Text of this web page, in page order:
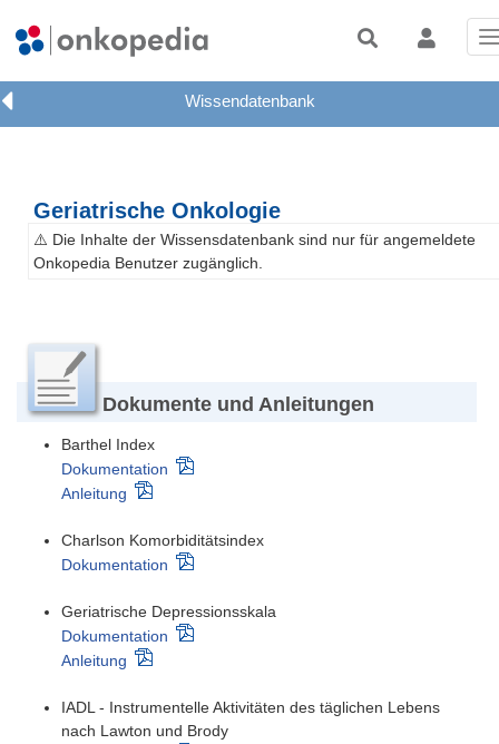
Geriatrische Onkologie
⚠️ Die Inhalte der Wissensdatenbank sind nur für angemeldete
Onkopedia Benutzer zugänglich.
Dokumente und Anleitungen
Barthel Index
Dokumentation
Anleitung
Charlson Komorbiditätsindex
Dokumentation
Geriatrische Depressionsskala
Dokumentation
Anleitung
IADL - Instrumentelle Aktivitäten des täglichen Lebens
nach Lawton und Brody